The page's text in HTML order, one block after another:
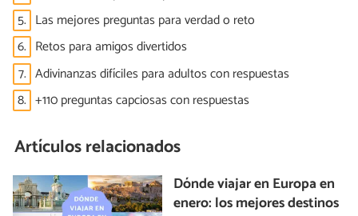
5. Las mejores preguntas para verdad o reto
6. Retos para amigos divertidos
7. Adivinanzas difíciles para adultos con respuestas
8. +110 preguntas capciosas con respuestas
Artículos relacionados
Dónde viajar en Europa en
enero: los mejores destinos